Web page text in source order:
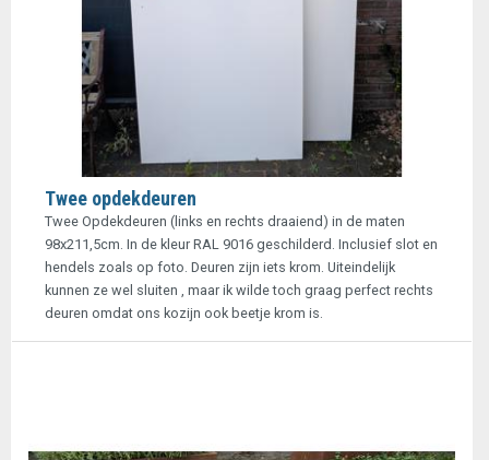
Twee opdekdeuren
Twee Opdekdeuren (links en rechts draaiend) in de maten
98x211,5cm. In de kleur RAL 9016 geschilderd. Inclusief slot en
hendels zoals op foto. Deuren zijn iets krom. Uiteindelijk
kunnen ze wel sluiten , maar ik wilde toch graag perfect rechts
deuren omdat ons kozijn ook beetje krom is.